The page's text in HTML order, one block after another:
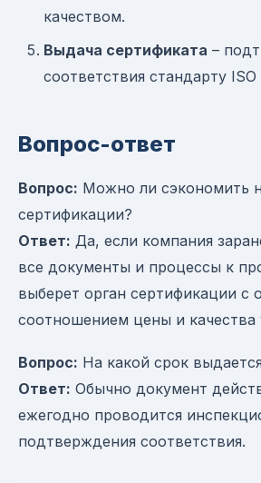
качеством.
Выдача сертификата –
соответствия стандарту ISO
Вопрос-ответ
Вопрос: Можно ли сэкономить
сертификации?
Ответ: Да, если компания
все документы и процессы к
выберет орган сертификации с
соотношением цены и качества
Вопрос: На какой срок
Ответ: Обычно документ
ежегодно проводится
подтверждения соответствия.